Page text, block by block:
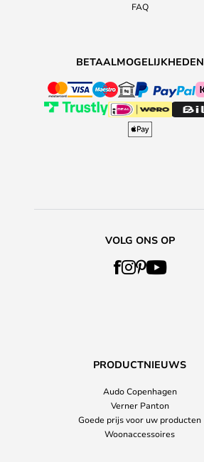
FAQ
BETAALMOGELIJKHEDEN
VOLG ONS OP
PRODUCTNIEUWS
Audo Copenhagen
Verner Panton
Goede prijs voor uw producten
Woonaccessoires